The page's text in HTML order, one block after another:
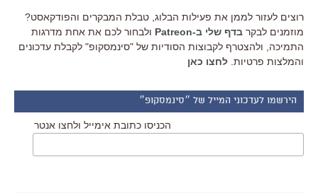
רוצים לעזור לממן את פעילות הבלוג, טבלת המבקרים והפודקאסט?
מוזמנים לבקר בדף שלי ב-Patreon
ולבחור לכם את אחת מדרגות
התמיכה, ולהצטרף לקבוצות הסודיות של "סינמסקופ" לקבלת עדכונים
והמלצות פרטיות. לחצו כאן
הירשמו לעדכוני המייל של ״סינמסקופ״
הכניסו כתובת אימייל ולחצו אנטר